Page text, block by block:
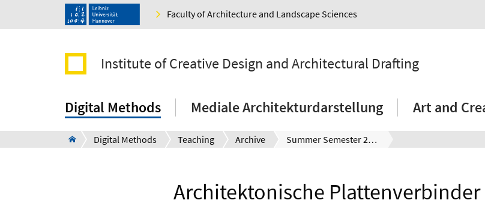
Faculty of Architecture and Landscape Sciences
Institute of Creative Design and Architectural Drafting
Digital Methods Mediale Architekturdarstellung Art and
Digital Methods Teaching Archive Summer Semester 2022
Architektonische